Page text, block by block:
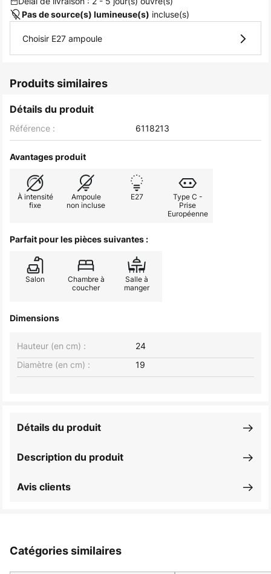
Pas de source(s) lumineuse(s) incluse(s)
Choisir E27 ampoule
Produits similaires
Détails du produit
Référence : 6118213
Avantages produit
À intensité
fixe
Ampoule
non incluse
E27
Type C -
Prise
Européenne
Parfait pour les pièces suivantes :
Salon
Chambre à
coucher
Salle à
manger
Dimensions
Hauteur (en cm) :
24
Diamètre (en cm) :
19
Description du produit
Détails du produit
Avis clients
Catégories similaires